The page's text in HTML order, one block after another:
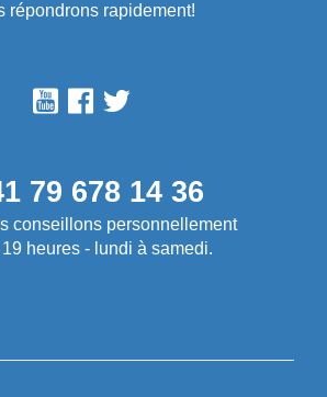
répondrons rapidement!
79 678 14 36
conseillons personnellement
heures - lundi à samedi.